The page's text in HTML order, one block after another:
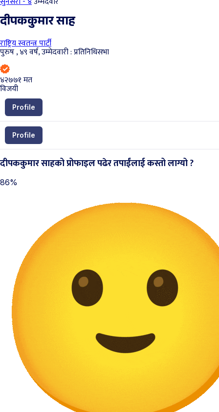
दीपककुमार साह
राष्ट्रिय स्वतन्त्र पार्टी
पुरुष , ४९ वर्ष, उम्मेदवारी : प्रतिनिधिसभा
४२७७१मत
विजयी
Profile
Profile
दीपककुमार साहको प्रोफाइल पढेर तपाईंलाई कस्तो लाग्यो ?
86%